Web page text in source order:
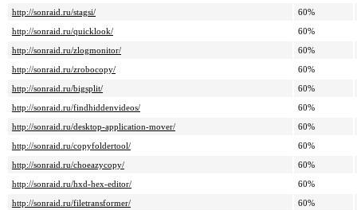
http://sonraid.ru/stagsi/
60%
http://sonraid.ru/quicklook/
60%
http://sonraid.ru/zlogmonitor/
60%
http://sonraid.ru/zrobocopy/
60%
http://sonraid.ru/bigsplit/
60%
http://sonraid.ru/findhiddenvideos/
60%
http://sonraid.ru/desktop-application-mover/
60%
http://sonraid.ru/copyfoldertool/
60%
http://sonraid.ru/choeazycopy/
60%
http://sonraid.ru/hxd-hex-editor/
60%
http://sonraid.ru/filetransformer/
60%